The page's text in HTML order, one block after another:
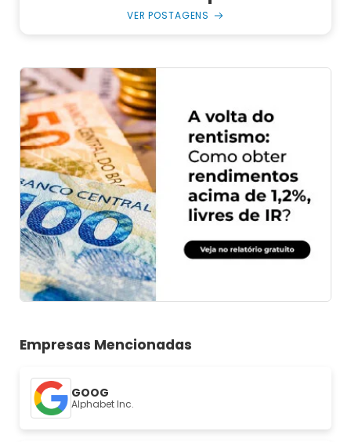
VER POSTAGENS
Empresas Mencionadas
GOOG
Alphabet Inc.